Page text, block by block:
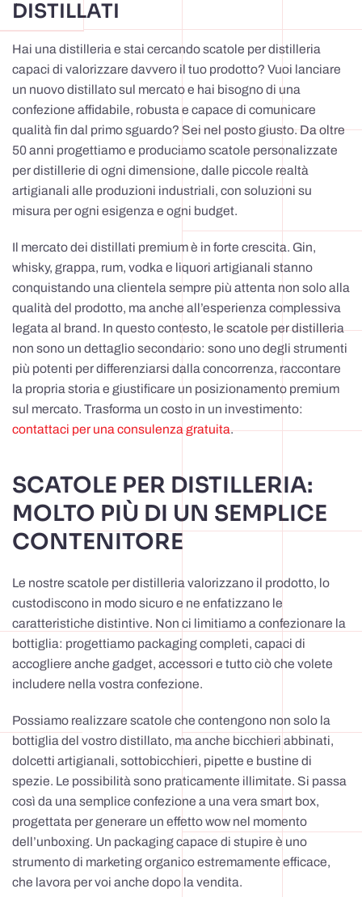
DISTILLATI
Hai una distilleria e stai cercando scatole per distilleria
capaci di valorizzare davvero il tuo prodotto? Vuoi lanciare
un nuovo distillato sul mercato e hai bisogno di una
confezione affidabile, robusta e capace di comunicare
qualità fin dal primo sguardo? Sei nel posto giusto. Da oltre
50 anni progettiamo e produciamo scatole personalizzate
per distillerie di ogni dimensione, dalle piccole realtà
artigianali alle produzioni industriali, con soluzioni su
misura per ogni esigenza e ogni budget.
Il mercato dei distillati premium è in forte crescita. Gin,
whisky, grappa, rum, vodka e liquori artigianali stanno
conquistando una clientela sempre più attenta non solo alla
qualità del prodotto, ma anche all’esperienza complessiva
legata al brand. In questo contesto, le scatole per distilleria
non sono un dettaglio secondario: sono uno degli strumenti
più potenti per differenziarsi dalla concorrenza, raccontare
la propria storia e giustificare un posizionamento premium
sul mercato. Trasforma un costo in un investimento:
contattaci per una consulenza gratuita.
SCATOLE PER DISTILLERIA:
MOLTO PIÙ DI UN SEMPLICE
CONTENITORE
Le nostre scatole per distilleria valorizzano il prodotto, lo
custodiscono in modo sicuro e ne enfatizzano le
caratteristiche distintive. Non ci limitiamo a confezionare la
bottiglia: progettiamo packaging completi, capaci di
accogliere anche gadget, accessori e tutto ciò che volete
includere nella vostra confezione.
Possiamo realizzare scatole che contengono non solo la
bottiglia del vostro distillato, ma anche bicchieri abbinati,
dolcetti artigianali, sottobicchieri, pipette e bustine di
spezie. Le possibilità sono praticamente illimitate. Si passa
così da una semplice confezione a una vera smart box,
progettata per generare un effetto wow nel momento
dell’unboxing. Un packaging capace di stupire è uno
strumento di marketing organico estremamente efficace,
che lavora per voi anche dopo la vendita.